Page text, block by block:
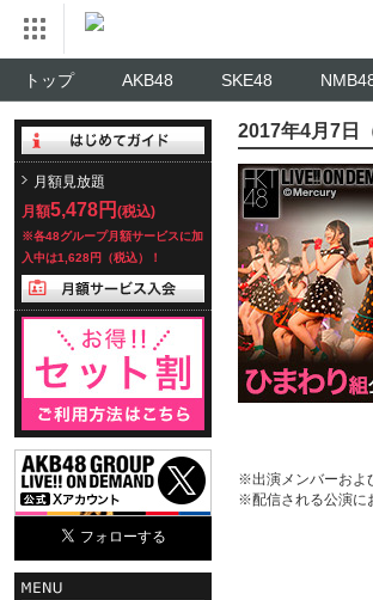
トップ AKB48 SKE48
月額見放題
月額5,478円 (税込)
※各48グループ月額サービスに加
入中は1,628円（税込）！
2017年4月7日
※出演メンバーおよ
※配信される公演に